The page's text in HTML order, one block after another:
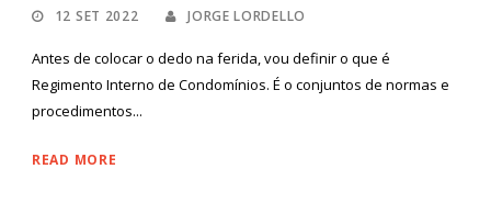
12 SET 2022 JORGE LORDELLO
Antes de colocar o dedo na ferida, vou definir o que é
Regimento Interno de Condomínios. É o conjuntos de normas e
procedimentos...
READ MORE